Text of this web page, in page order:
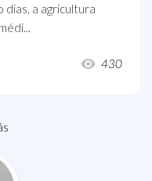
a agricultura
430